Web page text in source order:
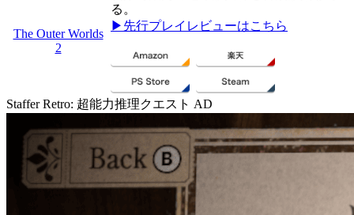
The Outer Worlds
2
る。
▶先行プレイレビューはこちら
Staffer Retro: 超能力推理クエスト AD